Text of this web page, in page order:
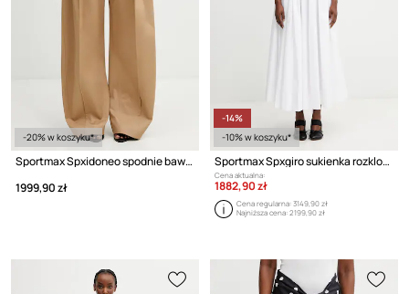
-20% w koszyku*
Sportmax Spxidoneo spodnie bawełniane damskie
1999,90 zł
-14%
-10% w koszyku*
Sportmax Spxgiro sukienka rozkloszowana gładka bawełniana
Cena aktualna:
1882,90 zł
Cena regularna:3149,90 zł
Najniższa cena:2199,90 zł